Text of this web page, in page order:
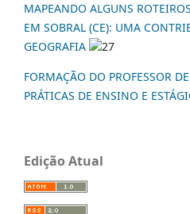
MAPEANDO ALGUNS
EM SOBRAL (CE): UMA
GEOGRAFIA
27
FORMAÇÃO DO PROFESSOR
PRÁTICAS DE ENSINO E
Edição Atual